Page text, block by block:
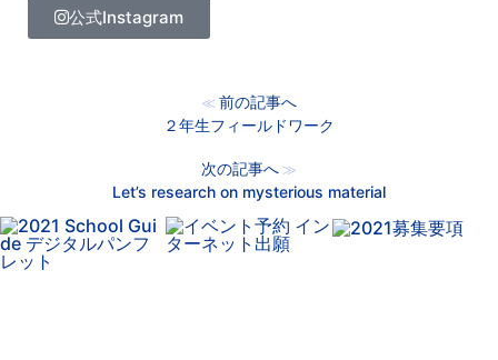
公式Instagram
≪ 前の記事へ
２年生フィールドワーク
次の記事へ ≫
Let’s research on mysterious material